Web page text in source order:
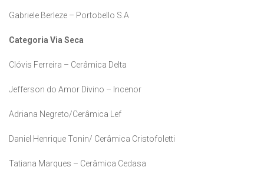
Gabriele Berleze – Portobello S.A
Categoria Via Seca
Clóvis Ferreira – Cerâmica Delta
Jefferson do Amor Divino – Incenor
Adriana Negreto/Cerâmica Lef
Daniel Henrique Tonin/ Cerâmica Cristofoletti
Tatiana Marques – Cerâmica Cedasa